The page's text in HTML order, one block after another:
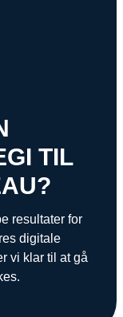
TIL
resultater for
digitale
vi klar til at gå